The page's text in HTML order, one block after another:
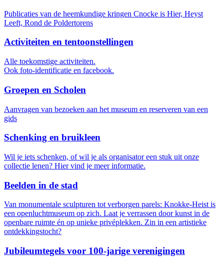
Publicaties van de heemkundige kringen Cnocke is Hier, Heyst
Leeft, Rond de Poldertorens
Activiteiten en tentoonstellingen
Alle toekomstige activiteiten.
Ook foto-identificatie en facebook.
Groepen en Scholen
Aanvragen van bezoeken aan het museum en reserveren van een
gids
Schenking en bruikleen
Wil je iets schenken, of wil je als organisator een stuk uit onze
collectie lenen? Hier vind je meer informatie.
Beelden in de stad
Van monumentale sculpturen tot verborgen parels: Knokke-Heist is
een openluchtmuseum op zich. Laat je verrassen door kunst in de
openbare ruimte én op unieke privéplekken. Zin in een artistieke
ontdekkingstocht?
Jubileumtegels voor 100-jarige verenigingen